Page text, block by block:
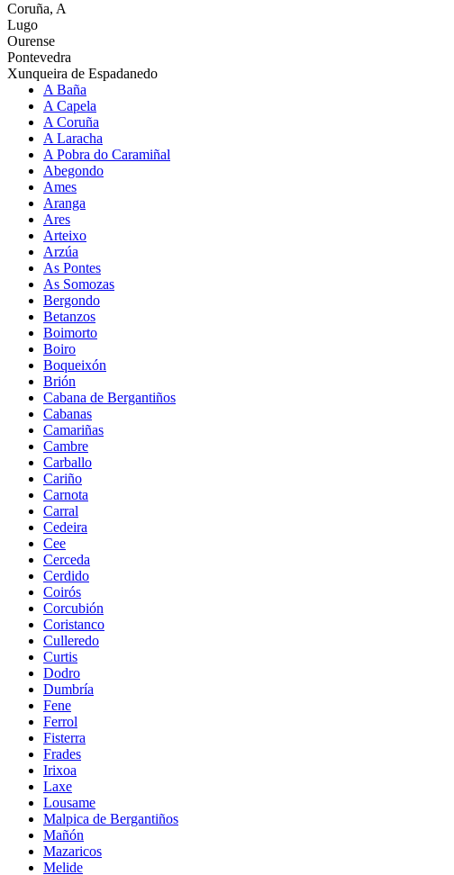
Coruña, A
Lugo
Ourense
Pontevedra
Xunqueira de Espadanedo
A Baña
A Capela
A Coruña
A Laracha
A Pobra do Caramiñal
Abegondo
Ames
Aranga
Ares
Arteixo
Arzúa
As Pontes
As Somozas
Bergondo
Betanzos
Boimorto
Boiro
Boqueixón
Brión
Cabana de Bergantiños
Cabanas
Camariñas
Cambre
Carballo
Cariño
Carnota
Carral
Cedeira
Cee
Cerceda
Cerdido
Coirós
Corcubión
Coristanco
Culleredo
Curtis
Dodro
Dumbría
Fene
Ferrol
Fisterra
Frades
Irixoa
Laxe
Lousame
Malpica de Bergantiños
Mañón
Mazaricos
Melide